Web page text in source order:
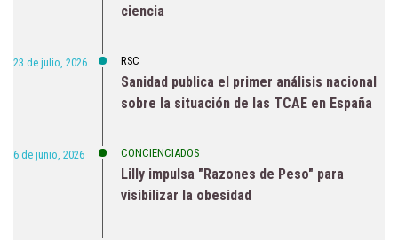
ciencia
23 de julio, 2026 RSC
Sanidad publica el primer análisis nacional
sobre la situación de las TCAE en España
6 de junio, 2026 CONCIENCIADOS
Lilly impulsa "Razones de Peso" para
visibilizar la obesidad